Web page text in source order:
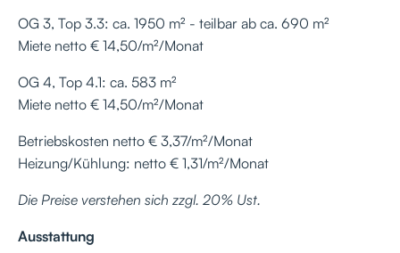
OG 3, Top 3.3: ca. 1950 m² - teilbar ab ca. 690 m²
Miete netto € 14,50/m²/Monat
OG 4, Top 4.1: ca. 583 m²
Miete netto € 14,50/m²/Monat
Betriebskosten netto € 3,37/m²/Monat
Heizung/Kühlung: netto € 1,31/m²/Monat
Die Preise verstehen sich zzgl. 20% Ust.
Ausstattung